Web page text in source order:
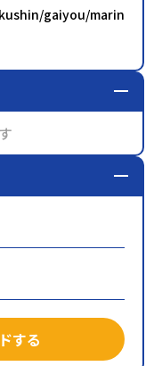
gaiyou/marine
する